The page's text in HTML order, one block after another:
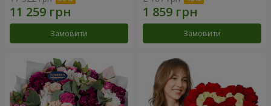
Замовити Замовити